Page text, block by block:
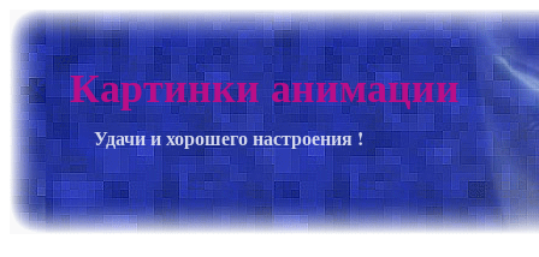
Картинки анимации
Удачи и хорошего настроения !